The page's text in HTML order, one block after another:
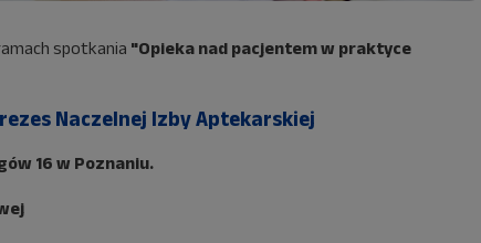
spotkania "Opieka nad pacjentem w praktyce
Naczelnej Izby Aptekarskiej
16 w Poznaniu.